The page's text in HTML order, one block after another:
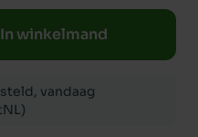
In winkelmand
vandaag